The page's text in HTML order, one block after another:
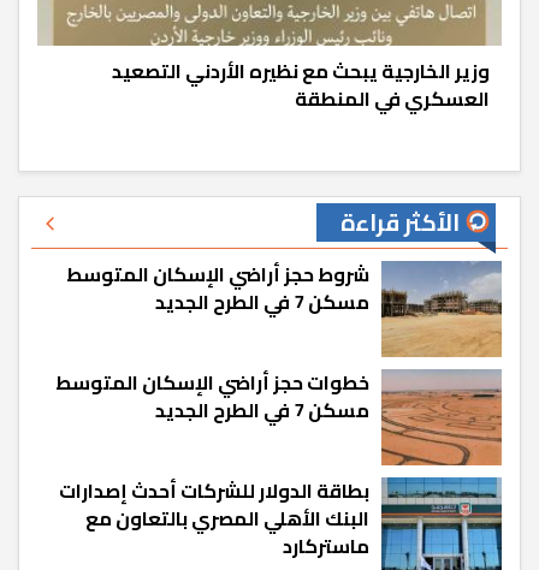
وزير الخارجية يبحث مع نظيره الأردني التصعيد
العسكري في المنطقة
الأكثر قراءة
شروط حجز أراضي الإسكان المتوسط
مسكن 7 في الطرح الجديد
خطوات حجز أراضي الإسكان المتوسط
مسكن 7 في الطرح الجديد
بطاقة الدولار للشركات أحدث إصدارات
البنك الأهلي المصري بالتعاون مع
ماستركارد